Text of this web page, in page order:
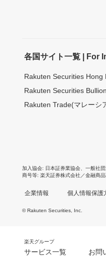
各国サイト一覧 | For
Rakuten Securities Hong
Rakuten Securities
Rakuten Trade(マレーシ
加入協会 日本証券業協会 一般社
商号等 楽天証券株式会社／金融商
企業情報 個人情報保護
© Rakuten Securities, Inc.
楽天グループ
サービス一覧 お問